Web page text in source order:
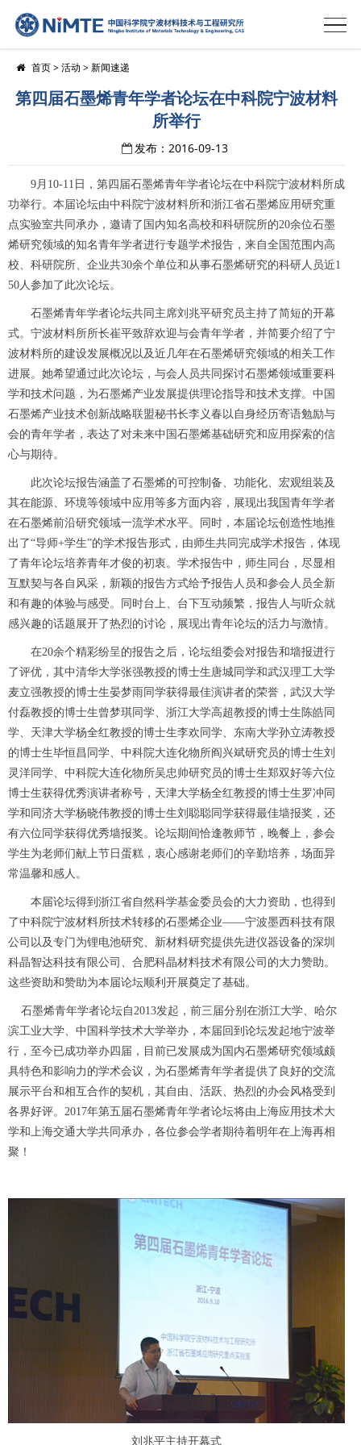
首页>活动 >新闻速递
第四届石墨烯青年学者论坛在中科院宁波材料
所举行
发布：2016-09-13
9月 10-11 日，第四届石墨烯青年学者论坛在中科院宁波材料所成
功举行。本届论坛由中科院宁波材料所和浙江省石墨烯应用研究重
点实验室共同承办，邀请了国内知名高校和科研院所的20余位石墨
烯研究领域的知名青年学者进行专题学术报告，来自全国范围内高
校、科研院所、企业共30余个单位和从事石墨烯研究的科研人员近1
50人参加了此次论坛。
石墨烯青年学者论坛共同主席刘兆平研究员主持了简短的开幕
式。宁波材料所所长崔平致辞欢迎与会青年学者，并简要介绍了宁
波材料所的建设发展概况以及近几年在石墨烯研究领域的相关工作
进展。她希望通过此次论坛，与会人员共同探讨石墨烯领域重要科
学和技术问题，为石墨烯产业发展提供理论指导和技术支撑。 中国
石墨烯产业技术创新战略联盟秘书长李义春 以自身经历寄语勉励与
会的青年学者，表达了对未来中国石墨烯基础研究和应用探索的信
心与期待。
此次论坛报告涵盖了石墨烯的可控制备、功能化、宏观组装及
其在能源、环境等领域中应用等多方面内容，展现出我国青年学者
在石墨烯前沿研究领域一流学术水平。同时，本届论坛创造性地推
出了“导师+学生”的学术报告形式，由师生共同完成学术报告，体现
了青年论坛培养青年才俊的初衷。学术报告中，师生同台，尽显相
互默契与各自风采，新颖的报告方式给予报告人员和参会人员全新
和有趣的体验与感受。同时台上、台下互动频繁，报告人与听众就
感兴趣的话题展开了热烈的讨论，展现出青年论坛的活力与激情。
在20余个精彩纷呈的报告之后，论坛组委会对报告和墙报进行
了评优，其中清华大学张强教授的博士生唐城同学和武汉理工大学
麦立强教授的博士生晏梦雨同学获得最佳演讲者的荣誉，武汉大学
付磊教授的博士生曾梦琪同学、浙江大学高超教授的博士生陈皓同
学、天津大学杨全红教授的博士生李欢同学、东南大学孙立涛教授
的博士生毕恒昌同学、中科院大连化物所阎兴斌研究员的博士生刘
灵洋同学、中科院大连化物所吴忠帅研究员的博士生郑双好等六位
博士生获得优秀演讲者称号，天津大学杨全红教授的博士生罗冲同
学和同济大学杨晓伟教授的博士生刘聪聪同学获得最佳墙报奖，还
有六位同学获得优秀墙报奖。论坛期间恰逢教师节，晚餐上，参会
学生为老师们献上节日蛋糕，衷心感谢老师们的辛勤培养，场面异
常温馨和感人。
本届论坛得到浙江省自然科学基金委员会的大力资助，也得到
了中科院宁波材料所技术转移的石墨烯企业——宁波墨西科技有限
公司以及专门为锂电池研究、新材料研究提供先进仪器设备的深圳
科晶智达科技有限公司、合肥科晶材料技术有限公司的大力赞助。
这些资助和赞助为本届论坛顺利开展奠定了基础。
石墨烯青年学者论坛自2013发起，前三届分别在浙江大学、哈尔
滨工业大学、中国科学技术大学举办，本届回到论坛发起地宁波举
行，至今已成功举办四届，目前已发展成为国内石墨烯研究领域颇
具特色和影响力的学术会议，为石墨烯青年学者提供了良好的交流
展示平台和相互合作的契机，其自由、活跃、热烈的办会风格受到
各界好评。 2017年第五届石墨烯青年学者论坛将由上海应用技术大
学和上海交通大学共同承办，各位参会学者期待着明年在上海再相
聚！
刘兆平主持开幕式